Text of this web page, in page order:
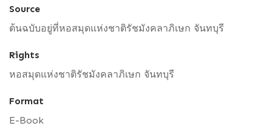
Source
ต้นฉบับอยู่ที่หอสมุดแห่งชาติรัชมังคลาภิเษก จันทบุรี
Rights
หอสมุดแห่งชาติรัชมังคลาภิเษก จันทบุรี
Format
E-Book